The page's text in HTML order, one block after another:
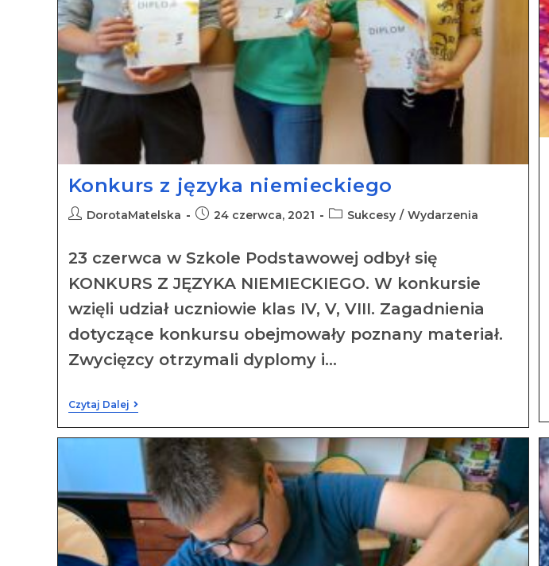
Konkurs z języka niemieckiego
DorotaMatelska 24 czerwca, 2021 Sukcesy / Wydarzenia
23 czerwca w Szkole Podstawowej odbył się
KONKURS Z JĘZYKA NIEMIECKIEGO. W konkursie
wzięli udział uczniowie klas IV, V, VIII. Zagadnienia
dotyczące konkursu obejmowały poznany materiał.
Zwycięzcy otrzymali dyplomy i…
Czytaj Dalej